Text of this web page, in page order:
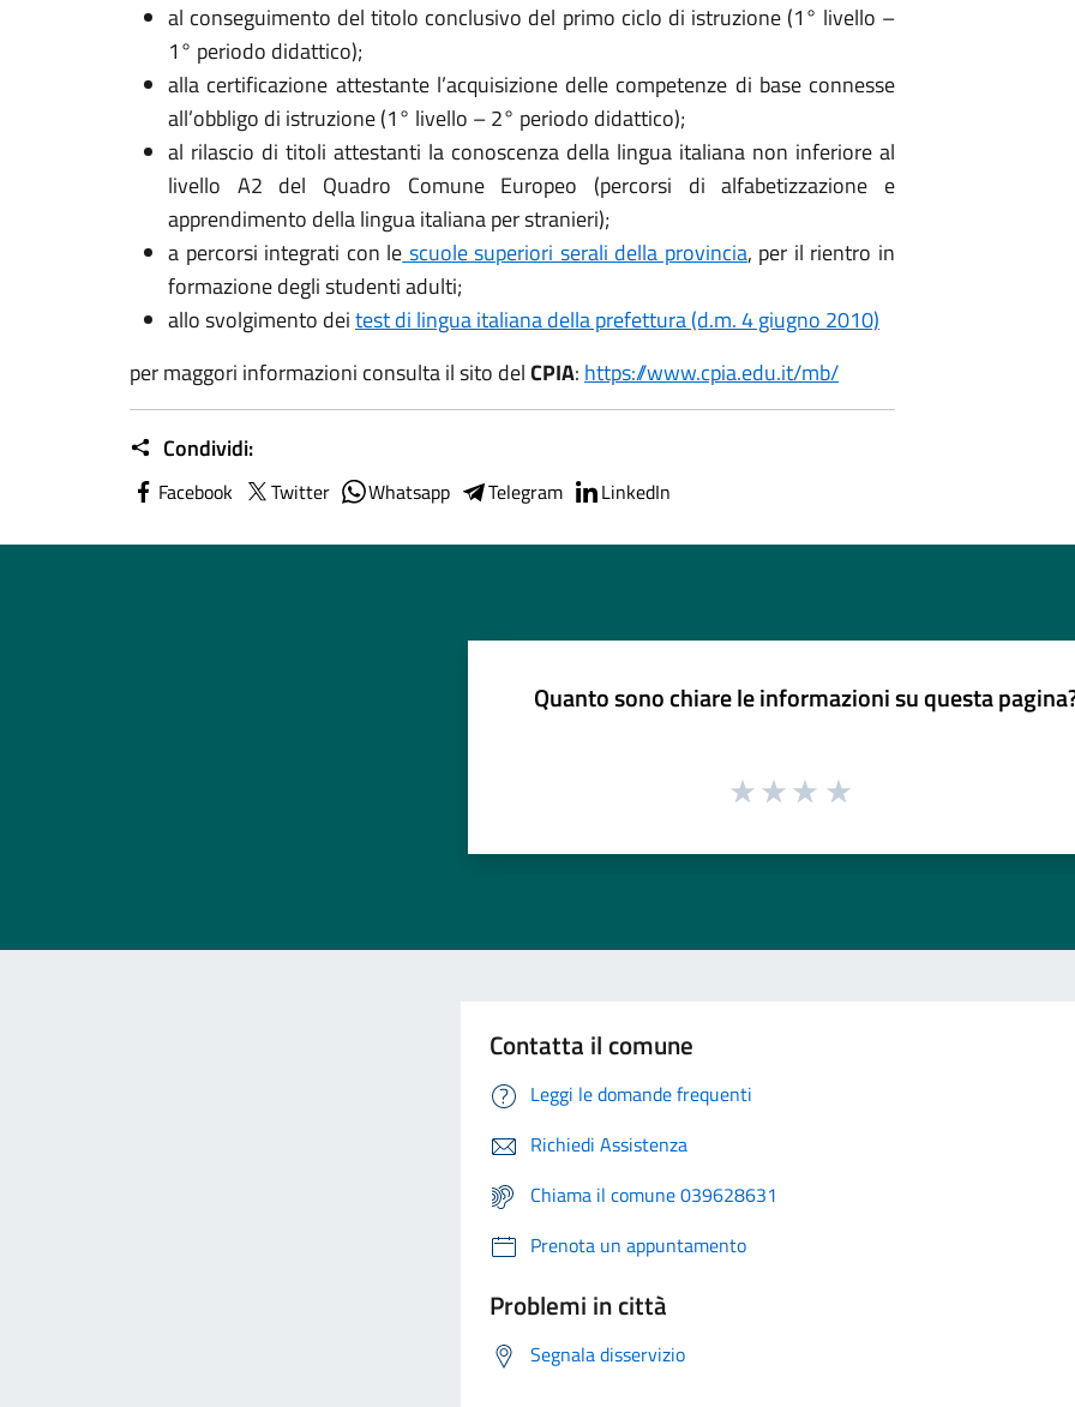
al conseguimento del titolo conclusivo del primo ciclo di istruzione (1° livello –
1° periodo didattico);
alla certificazione attestante l’acquisizione delle competenze di base connesse
all’obbligo di istruzione (1° livello – 2° periodo didattico);
al rilascio di titoli attestanti la conoscenza della lingua italiana non inferiore al
livello A2 del Quadro Comune Europeo (percorsi di alfabetizzazione e
apprendimento della lingua italiana per stranieri);
a percorsi integrati con le scuole superiori serali della provincia, per il rientro in
formazione degli studenti adulti;
allo svolgimento deitest di lingua italiana della prefettura (d.m. 4 giugno 2010)
per maggori informazioni consulta il sito delCPIA: https://www.cpia.edu.it/mb/
Condividi:
Facebook Twitter Whatsapp Telegram LinkedIn
Quanto sono chiare le informazioni su questa
Contatta il comune
Leggi le domande frequenti
Richiedi Assistenza
Chiama il comune 039628631
Prenota un appuntamento
Problemi in città
Segnala disservizio